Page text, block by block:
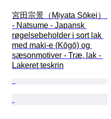
宮田宗景（Miyata Sōkei）
- Natsume - Japansk
røgelsebeholder i sort lak
med maki-e (Kōgō) og
sæsonmotiver - Træ, lak -
Lakeret teskrin